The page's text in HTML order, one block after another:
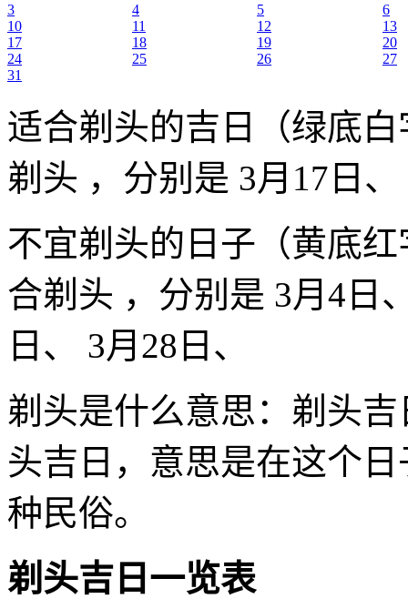
3 4 5
6
10
11 12
13
17
18 19
20
24
25 26
27
31
适合剃头的吉日（绿底白
剃头 ，分别是 3月17日
不宜剃头的日子（黄底红
合剃头 ，分别是 3月4日
日、 3月28日、
剃头是什么意思：剃头
头吉日，意思是在这个
种民俗。
剃头吉日一览表